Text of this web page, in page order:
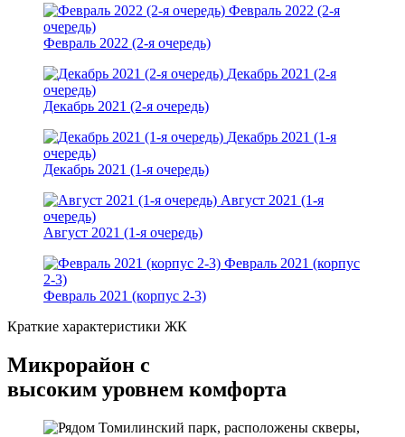
Февраль 2022 (2-я
очередь)
Февраль 2022 (2-я очередь)
Декабрь 2021 (2-я
очередь)
Декабрь 2021 (2-я очередь)
Декабрь 2021 (1-я
очередь)
Декабрь 2021 (1-я очередь)
Август 2021 (1-я
очередь)
Август 2021 (1-я очередь)
Февраль 2021 (корпус
2-3)
Февраль 2021 (корпус 2-3)
Краткие характеристики ЖК
Микрорайон с
высоким уровнем комфорта